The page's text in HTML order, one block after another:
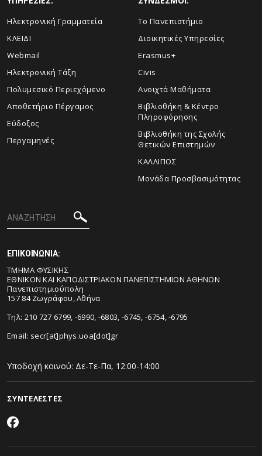
Ηλεκτρονική Γραμματεία
ΚΛΕΙΔΙ
Webmail
Ηλεκτρονική Τάξη
Πολυμεσικό Περιεχόμενο
Αποθετήριο Πέργαμος
Εύδοξος
Περγαμηνές
Το Πανεπιστήμιο
Διοικητικές Υπηρεσίες
Erasmus+
Civis
Ανοιχτά Μαθήματα
Βιβλιοθήκη & Κέντρο
Πληροφόρησης
Βιβλιοθήκη της Σχολής
Θετικών Επιστημών
ΚΑΛΛΙΠΟΣ
Μονάδα Προσβασιμότητας
ΕΠΙΚΟΙΝΩΝΙΑ:
ΤΜΗΜΑ ΦΥΣΙΚΗΣ
ΕΘΝΙΚΟΝ ΚΑΙ ΚΑΠΟΔΙΣΤΡΙΑΚΟΝ ΠΑΝΕΠΙΣΤΗΜΙΟΝ ΑΘΗΝΩΝ
Πανεπιστημιούπολη
157 84 Ζωγράφου, Αθήνα
Τηλ: 210 727 6799, -6990, -6803, -6745, -6754, -6795
Email: secr[at]phys.uoa[dot]gr
Υποδοχή κοινού: Δε-Τε-Πα, 12:00-14:00
ΣΥΝΤΕΛΕΣΤΕΣ